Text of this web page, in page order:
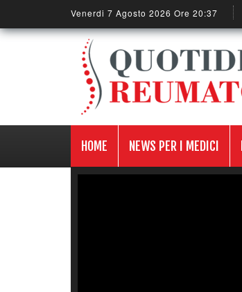
Venerdi 7 Agosto 2026 Ore 20:37
HOME NEWS PER I MEDICI